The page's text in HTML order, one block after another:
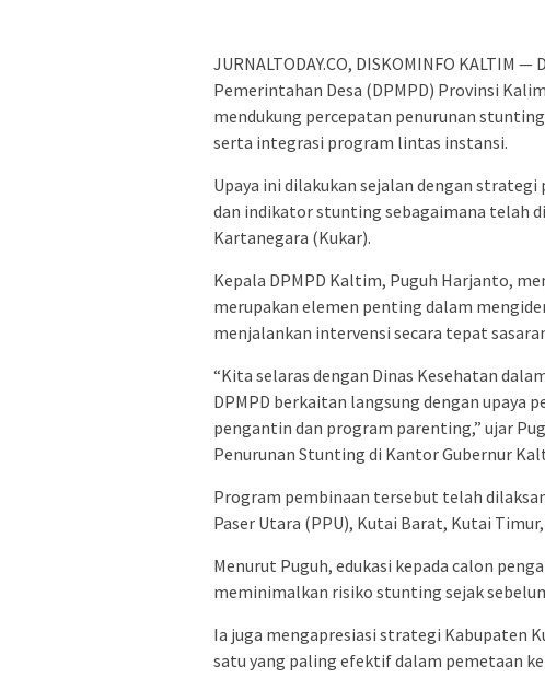
JURNALTODAY.CO, DISKOMINFO KALTIM
Pemerintahan Desa (DPMPD) Provinsi
mendukung percepatan penurunan
serta integrasi program lintas instansi.
Upaya ini dilakukan sejalan dengan
dan indikator stunting sebagaimana telah
Kartanegara (Kukar).
Kepala DPMPD Kaltim, Puguh Harjanto,
merupakan elemen penting dalam
menjalankan intervensi secara tepat
“Kita selaras dengan Dinas Kesehatan
DPMPD berkaitan langsung dengan upaya
pengantin dan program parenting,” ujar
Penurunan Stunting di Kantor Gubernur
Program pembinaan tersebut telah
Paser Utara (PPU), Kutai Barat, Kutai
Menurut Puguh, edukasi kepada calon
meminimalkan risiko stunting sejak
Ia juga mengapresiasi strategi Kabupaten
satu yang paling efektif dalam pemetaan